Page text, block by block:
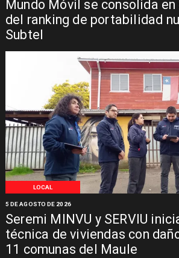
Mundo Móvil se consolida
del ranking de portabilidad
Subtel
LOCAL
Seremi MINVU y SERVIU
técnica de viviendas con
11 comunas del Maule
5 DE AGOSTO DE 2026